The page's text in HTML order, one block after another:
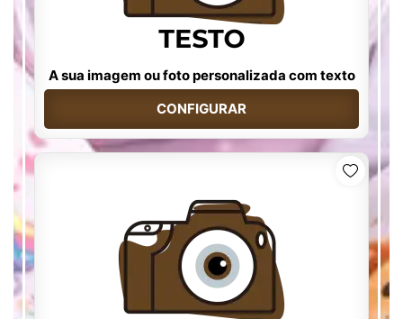
A sua imagem ou foto personalizada com texto
CONFIGURAR